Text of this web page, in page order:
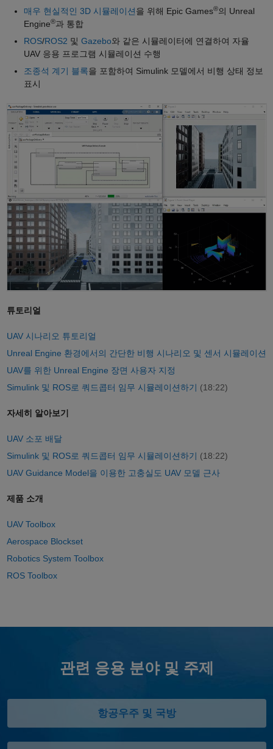
매우 현실적인 3D 시뮬레이션을 위해 Epic Games®의 Unreal
Engine®과 통합
ROS/ROS2 및 Gazebo와 같은 시뮬레이터에 연결하여 자율
UAV 응용 프로그램 시뮬레이션 수행
조종석 계기 블록을 포함하여 Simulink 모델에서 비행 상태 정보
표시
튜토리얼
UAV 시나리오 튜토리얼
Unreal Engine 환경에서의 간단한 비행 시나리오 및 센서 시뮬레이션
UAV를 위한 Unreal Engine 장면 사용자 지정
Simulink 및 ROS로 쿼드콥터 임무 시뮬레이션하기 (18:22)
자세히 알아보기
UAV 소포 배달
Simulink 및 ROS로 쿼드콥터 임무 시뮬레이션하기 (18:22)
UAV Guidance Model을 이용한 고충실도 UAV 모델 근사
제품 소개
UAV Toolbox
Aerospace Blockset
Robotics System Toolbox
ROS Toolbox
관련 응용 분야 및 주제
항공우주 및 국방